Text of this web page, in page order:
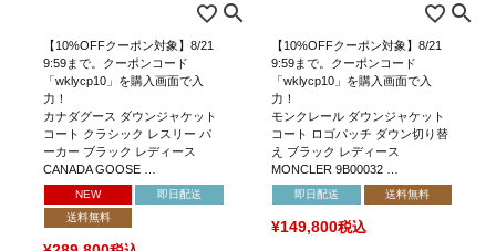
【10%OFFクーポン対象】8/21
9:59まで。クーポンコード
「wklycp10」を購入画面で入
力！
カナダグース ダウンジャケット
コート クラシック レスリー パ
ーカー ブラック レディース
CANADA GOOSE …
NEW
即日配送
送料無料
【10%OFFクーポン対象】8/21
9:59まで。クーポンコード
「wklycp10」を購入画面で入
力！
モンクレール ダウンジャケット
コート ロゴパッチ ダウン切り替
え ブラック レディース
MONCLER 9B00032 …
即日配送 送料無料
¥149,800税込